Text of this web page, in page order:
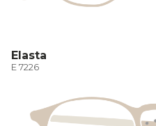
Elasta
E 7226